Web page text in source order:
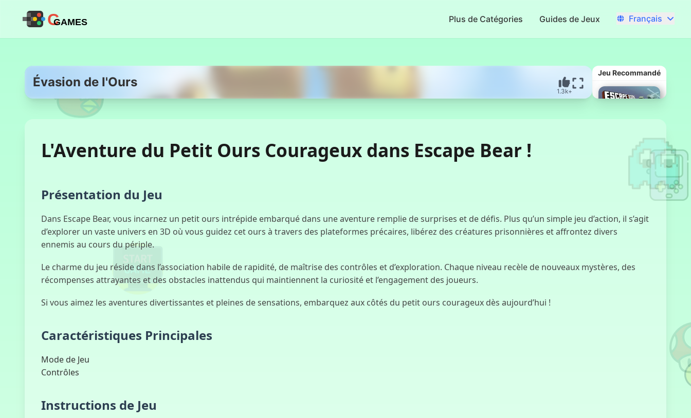
CGAMES Plus de Catégories Guides de Jeux Français
Évasion de l'Ours
1.3k+
Jeu Recommandé
Route de
Cauchemardesque
L'Aventure du Petit Ours Courageux dans Escape Bear !
Présentation du Jeu
Dans Escape Bear, vous incarnez un petit ours intrépide embarqué dans une aventure remplie de surprises et de défis. Plus qu’un simple jeu d’action, il s’agit
d’explorer un vaste univers en 3D où vous guidez cet ours à travers des plateformes précaires, libérez des créatures prisonnières et affrontez divers
ennemis au cours du périple.
Le charme du jeu réside dans l’association habile de rapidité, de maîtrise des contrôles et d’exploration. Chaque niveau recèle de nouveaux mystères, des
récompenses attrayantes et des obstacles inattendus qui maintiennent la curiosité et l’engagement des joueurs.
Si vous aimez les aventures divertissantes et pleines de sensations, embarquez aux côtés du petit ours courageux dès aujourd’hui !
Caractéristiques Principales
Mode de Jeu
Contrôles
Instructions de Jeu